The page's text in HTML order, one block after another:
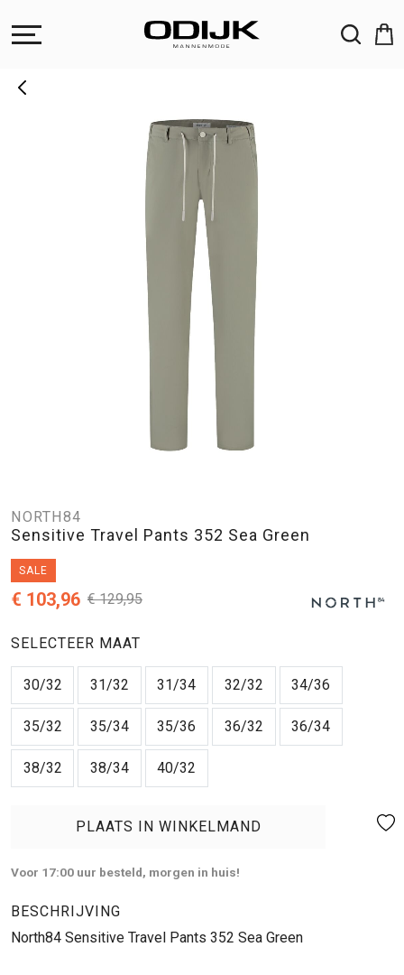
NORTH84
Sensitive Travel Pants 352 Sea Green
SALE
€ 129,95
€ 103,96
SELECTEER MAAT
30/32 31/32 31/34 32/32 34/36
35/32 35/34 35/36 36/32 36/34
38/32 38/34 40/32
PLAATS IN WINKELMAND
Voor 17:00 uur besteld, morgen in huis!
BESCHRIJVING
North84 Sensitive Travel Pants 352 Sea Green